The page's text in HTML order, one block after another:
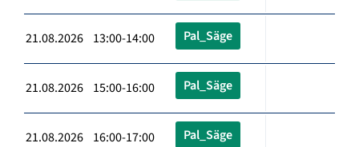
21.08.2026 13:00-14:00 Pal_Säge
21.08.2026 15:00-16:00 Pal_Säge
21.08.2026 16:00-17:00 Pal_Säge